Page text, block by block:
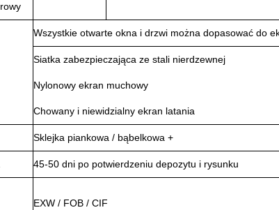
Wszystkie otwarte okna i drzwi można dopasować do
Siatka zabezpieczająca ze stali nierdzewnej
Nylonowy ekran muchowy
Chowany i niewidzialny ekran latania
Sklejka piankowa / bąbelkowa +
45-50 dni po potwierdzeniu depozytu i rysunku
EXW / FOB / CIF